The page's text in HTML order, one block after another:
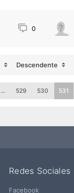
0
Descendente
… 529 530 531
Redes Sociales
Facebook